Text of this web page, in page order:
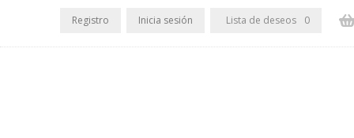
Registro Inicia sesión Lista de deseos 0